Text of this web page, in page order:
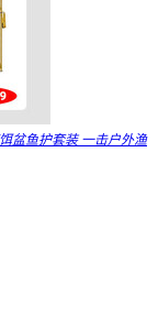
盆鱼护套装 一击户外渔